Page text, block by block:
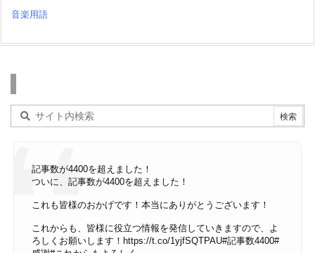
音楽用語
記事数が4400を超えました！
ついに、記事数が4400を超えました！
これも皆様のおかげです！本当にありがとうございます！
これからも、皆様に役立つ情報を発信していきますので、よ
ろしくお願いします！ https://t.co/1yjfSQTPAU#記事数4400#